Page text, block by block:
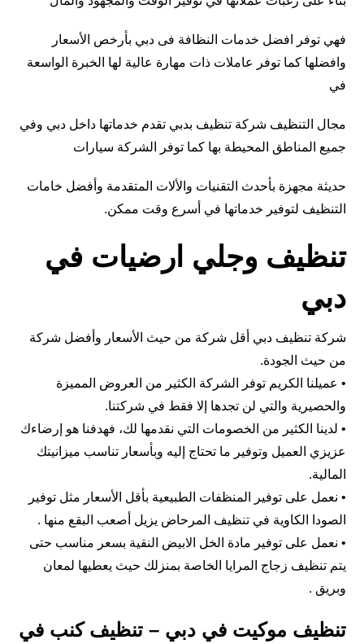
فهي توفر افضل خدمات النظافة فى دبي بأرخص الأسعار
وافضلها كما توفر عاملات ذات مهارة عالية لها الخبرة الواسعة
في
مجال التنظيف شركة تنظيف بدبي تقدم خدماتها داخل دبي وفي
جميع المناطق المحيطة بها كما توفر الشركة سيارات
حديثة مجهزة بأحدث التقنيات والألات المتقدمة وأفضل خامات
التنظيف لتوفير خدماتها في أسرع وقت ممكن.
تنظيف وجلي ارضيات في
دبي
شركة تنظيف دبي أقل شركة من حيث الأسعار وأفضل شركة
من حيث الجودة.
• عميلنا الكريم توفر الشركة الكثير من العروض المميزة
والحصيرية والتي لن تجدها إلا فقط في شركتنا.
• لدينا الكثير من الخصومات التي نقدمها لك، فهدفنا هو إرضاءك
عزيزي العميل وتوفير ما تحتاج إليه وبأسعار تناسب ميزانيتك
المالية.
• نعمل على توفير المنظفات الطبيعية بأقل الأسعار مثل توفير
الصودا الكاوية في تنظيف المرحاض يزيل أصعب البقع منها .
• نعمل على توفير مادة الخل الابيض النقية بسعر مناسب حتى
يتم تنظيف زجاج المرايا الخاصة بمنزلك حيث يعطيها لمعان
وبريق .
تنظيف موكيت في دبي – تنظيف كنب في